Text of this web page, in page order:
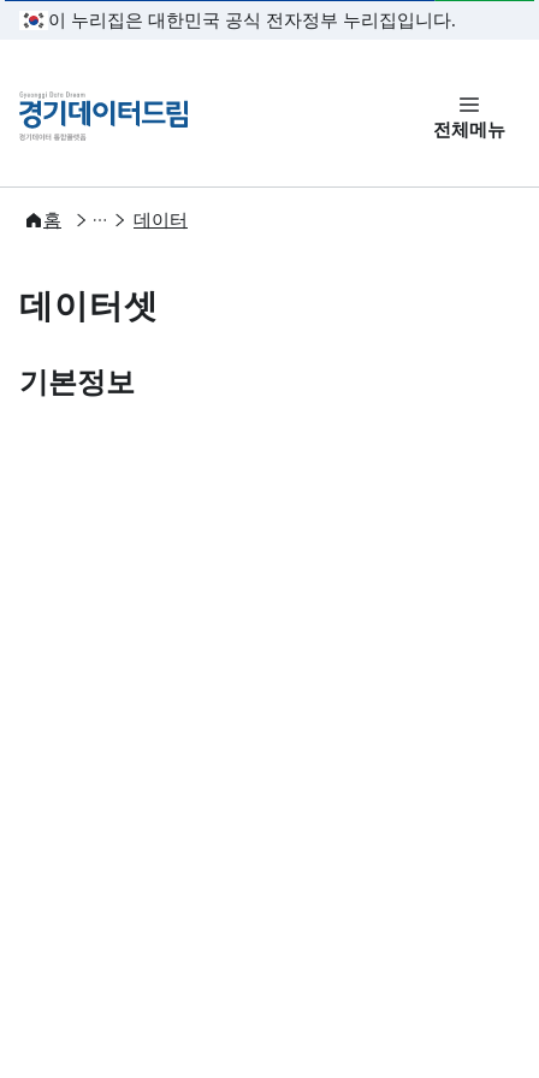
본문 바로가기
이 누리집은 대한민국 공식 전자정부 누리집입니다.
경기데이터드림
전체메뉴
홈
개방 데이터
데이터셋
기본정보